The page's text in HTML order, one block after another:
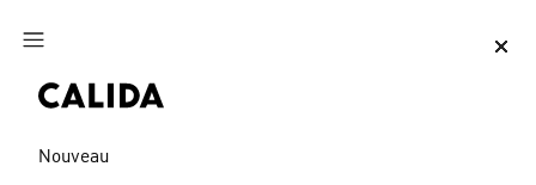
Aller au contenu principal
Nouveau